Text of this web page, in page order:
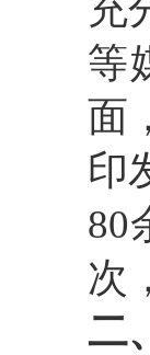
充
等
面
印
80
次
二